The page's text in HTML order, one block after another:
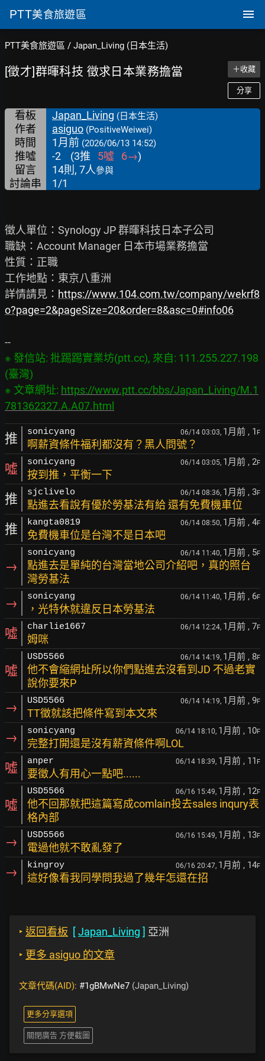
PTT美食旅遊區
PTT美食旅遊區 / Japan_Living (日本生活)
[徵才]群暉科技 徵求日本業務擔當 ＋收藏
分享
看板 Japan_Living (日本生活)
作者 asiguo (PositiveWeiwei)
時間 1月前 (2026/06/13 14:52)
推噓 -2 (3推 5噓 6→)
留言
14則, 7人參與
討論串 1/1
徵人單位：Synology JP 群暉科技日本子公司
職缺：Account Manager 日本市場業務擔當
性質：正職
工作地點：東京八重洲
詳情請見： https://www.104.com.tw/company/wekrf8
o?page=2&pageSize=20&order=8&asc=0#info06
※ 發信站: 批踢踢實業坊(ptt.cc), 來自: 111.255.227.198
(臺灣)
※ 文章網址: https://www.ptt.cc/bbs/Japan_Living/M.1
781362327.A.A07.html
推 sonicyang 06/14 03:03, 1月前 , 1 F
啊薪資條件福利都沒有？黑人問號？
噓 sonicyang 06/14 03:05, 1月前 , 2F
按到推，平衡一下
推 sjclivelo 06/14 08:36, 1月前 , 3F
點進去看說有優於勞基法有給 還有免費機車位
推 kangta0819 06/14 08:50, 1月前 , 4F
免費機車位是台灣不是日本吧
→
sonicyang 06/14 11:40, 1月前 , 5F
點進去是單純的台灣當地公司介紹吧，真的照台
灣勞基法
→ sonicyang 06/14 11:40, 1月前 , 6F
，光特休就違反日本勞基法
噓 charlie1667 06/14 12:24, 1月前 , 7F
姆咪
噓
USD5566 06/14 14:19, 1月前 , 8F
他不會縮網址所以你們點進去沒看到JD 不過老實
說你要來P
→ USD5566 06/14 14:19, 1月前 , 9F
TT徵就該把條件寫到本文來
→ sonicyang 06/14 18:10, 1月前 , 10F
完整打開還是沒有薪資條件啊LOL
噓 anper 06/14 18:39, 1月前 , 11 F
要徵人有用心一點吧......
噓
USD5566 06/16 15:49, 1月前 , 12F
他不回那就把這篇寫成comlain投去sales inqury表
格內部
→ USD5566 06/16 15:49, 1月前 , 13F
電過他就不敢亂發了
→ kingroy 06/16 20:47, 1月前 , 14F
這好像看我同學問我過了幾年怎還在招
‣ 返回看板 [Japan_Living ] 亞洲
‣ 更多 asiguo 的文章
文章代碼(AID): #1gBMwNe7 (Japan_Living)
更多分享選項
關閉廣告 方便截圖